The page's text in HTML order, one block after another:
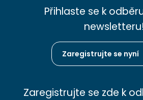
Přihlaste se k
newsletteru!
Zaregistrujte se nyní
Zaregistrujte se zde k